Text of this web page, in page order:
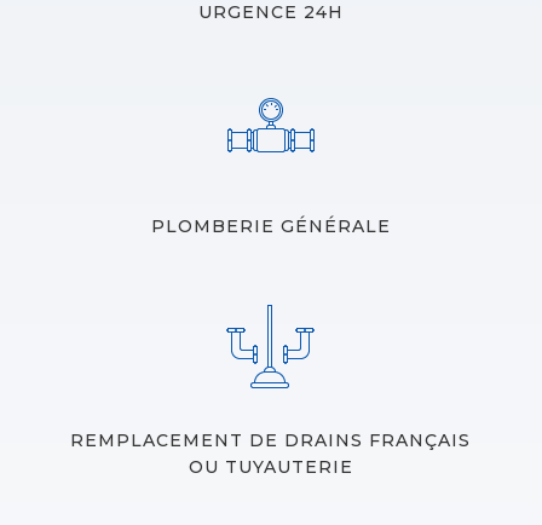
URGENCE 24H
PLOMBERIE GÉNÉRALE
REMPLACEMENT DE DRAINS FRANÇAIS
OU TUYAUTERIE